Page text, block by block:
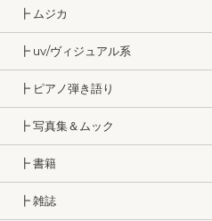
┣ ムジカ
┣ uv/ヴィジュアル系
┣ ピアノ弾き語り
┣ 写真集＆ムック
┣ 書籍
┣ 雑誌